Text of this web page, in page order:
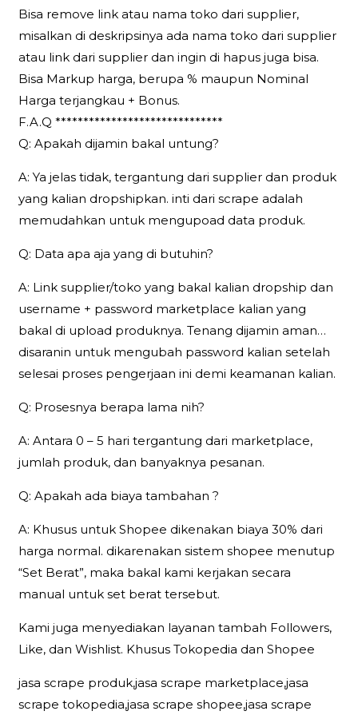
Bisa remove link atau nama toko dari supplier,
misalkan di deskripsinya ada nama toko dari supplier
atau link dari supplier dan ingin di hapus juga bisa.
Bisa Markup harga, berupa % maupun Nominal
Harga terjangkau + Bonus.
F.A.Q ******************************
Q: Apakah dijamin bakal untung?
A: Ya jelas tidak, tergantung dari supplier dan produk
yang kalian dropshipkan. inti dari scrape adalah
memudahkan untuk mengupoad data produk.
Q: Data apa aja yang di butuhin?
A: Link supplier/toko yang bakal kalian dropship dan
username + password marketplace kalian yang
bakal di upload produknya. Tenang dijamin aman…
disaranin untuk mengubah password kalian setelah
selesai proses pengerjaan ini demi keamanan kalian.
Q: Prosesnya berapa lama nih?
A: Antara 0 – 5 hari tergantung dari marketplace,
jumlah produk, dan banyaknya pesanan.
Q: Apakah ada biaya tambahan ?
A: Khusus untuk Shopee dikenakan biaya 30% dari
harga normal. dikarenakan sistem shopee menutup
“Set Berat”, maka bakal kami kerjakan secara
manual untuk set berat tersebut.
Kami juga menyediakan layanan tambah Followers,
Like, dan Wishlist. Khusus Tokopedia dan Shopee
jasa scrape produk,jasa scrape marketplace,jasa
scrape tokopedia,jasa scrape shopee,jasa scrape